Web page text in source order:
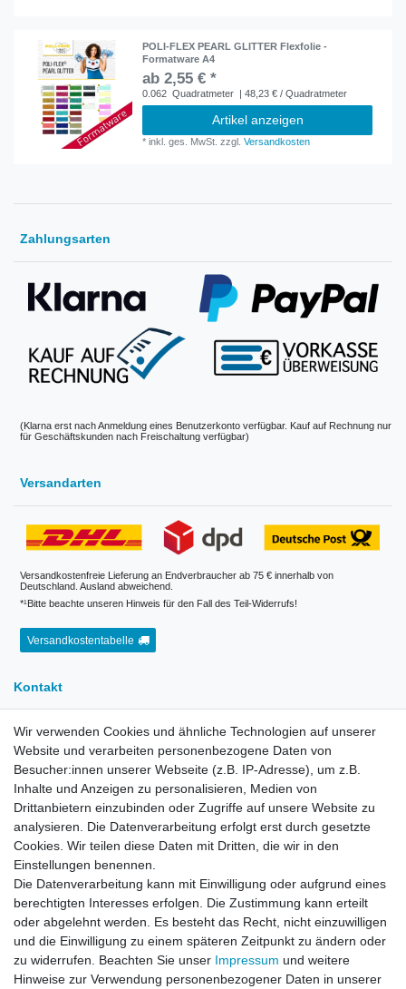
POLI-FLEX PEARL GLITTER Flexfolie -
Formatware A4
ab 2,55 € *
0.062 Quadratmeter | 48,23 € / Quadratmeter
Artikel anzeigen
*inkl. ges. MwSt. zzgl.Versandkosten
Zahlungsarten
(Klarna erst nach Anmeldung eines Benutzerkonto verfügbar. Kauf auf Rechnung nur
für Geschäftskunden nach Freischaltung verfügbar)
Versandarten
Versandkostenfreie Lieferung an Endverbraucher ab 75 € innerhalb von
Deutschland. Ausland abweichend.
*¹Bitte beachte unseren Hinweis für den Fall des Teil-Widerrufs!
Versandkostentabelle
Kontakt
E-Mail:info[at]kreativplotter.de
Telefon:0202-87063640
Öffnungszeiten:
Montag bis Freitag von 8.30 - 15.30 Uhr
Kontaktformular
Informationen
Registrieren
Widerrufsrecht
Datenschutzerklärung
Wir verwenden Cookies und ähnliche Technologien auf unserer
Website und verarbeiten personenbezogene Daten von
Besucher:innen unserer Webseite (z.B. IP-Adresse), um z.B.
Inhalte und Anzeigen zu personalisieren, Medien von
Drittanbietern einzubinden oder Zugriffe auf unsere Website zu
analysieren. Die Datenverarbeitung erfolgt erst durch gesetzte
Cookies. Wir teilen diese Daten mit Dritten, die wir in den
Einstellungen benennen.
Die Datenverarbeitung kann mit Einwilligung oder aufgrund eines
berechtigten Interesses erfolgen. Die Zustimmung kann erteilt
oder abgelehnt werden. Es besteht das Recht, nicht einzuwilligen
und die Einwilligung zu einem späteren Zeitpunkt zu ändern oder
zu widerrufen. Beachten Sie unser Impressum und weitere
Hinweise zur Verwendung personenbezogener Daten in unserer